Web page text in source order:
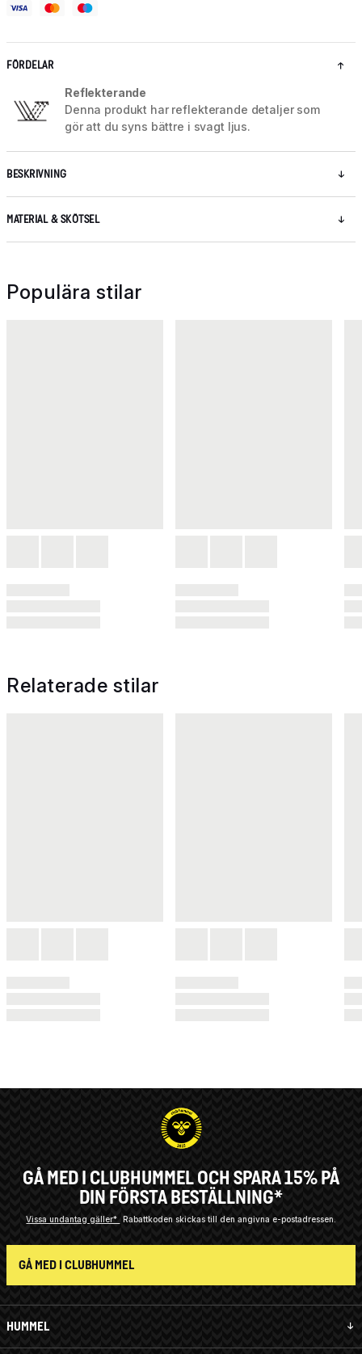
FÖRDELAR
Reflekterande
Denna produkt har reflekterande detaljer som
gör att du syns bättre i svagt ljus.
BESKRIVNING
MATERIAL & SKÖTSEL
Populära stilar
Relaterade stilar
HUMMEL
GÅ MED I CLUBHUMMEL OCH SPARA 15% PÅ
DIN FÖRSTA BESTÄLLNING*
Vissa undantag gäller* Rabattkoden skickas till den angivna e-postadressen.
GÅ MED I CLUBHUMMEL